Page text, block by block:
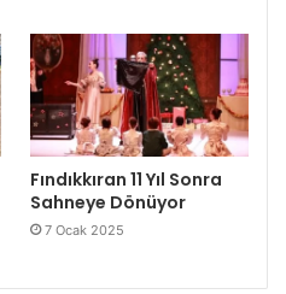
Fındıkkıran 11 Yıl Sonra
Sahneye Dönüyor
7 Ocak 2025